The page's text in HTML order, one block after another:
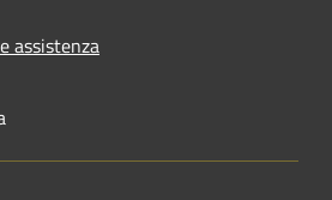
assistenza